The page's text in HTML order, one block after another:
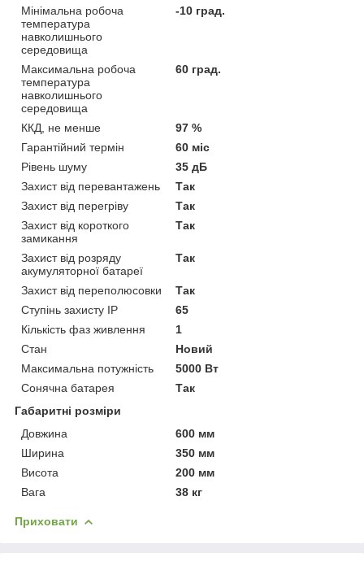
Мінімальна робоча
температура
навколишнього
середовища
-10 град.
Максимальна робоча
температура
навколишнього
середовища
60 град.
ККД, не менше
97 %
Гарантійний термін
60 міс
Рівень шуму
35 дБ
Захист від перевантажень
Так
Захист від перегріву
Так
Захист від короткого
замикання
Так
Захист від розряду
акумуляторної батареї
Так
Захист від переполюсовки
Так
Ступінь захисту IP
65
Кількість фаз живлення
1
Стан
Новий
Максимальна потужність
5000 Вт
Сонячна батарея
Так
Габаритні розміри
Довжина
600 мм
Ширина
350 мм
Висота
200 мм
Вага
38 кг
Приховати